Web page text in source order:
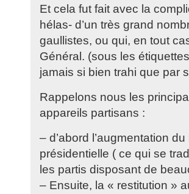
Et cela fut fait avec la
hélas- d’un très grand
gaullistes, ou qui, en tout
Général. (sous les
jamais si bien trahi que par
Rappelons nous les
appareils partisans :
– d’abord l’augmentation
présidentielle ( ce qui se
les partis disposant de
– Ensuite, la « restitution »